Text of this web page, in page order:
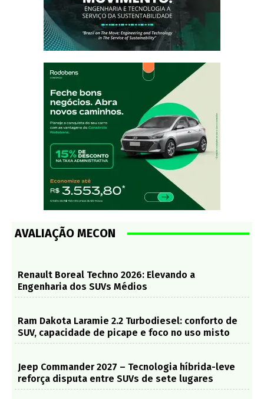
AVALIAÇÃO MECON
Renault Boreal Techno 2026: Elevando a
Engenharia dos SUVs Médios
Ram Dakota Laramie 2.2 Turbodiesel: conforto de
SUV, capacidade de picape e foco no uso misto
Jeep Commander 2027 – Tecnologia híbrida-leve
reforça disputa entre SUVs de sete lugares